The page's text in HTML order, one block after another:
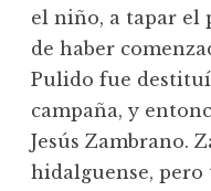
el niño, a tapar el
de haber
Pulido fue
campaña, y
Jesús Zambrano.
hidalguense,